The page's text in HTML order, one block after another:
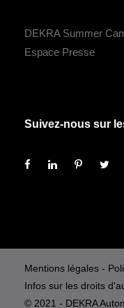
DEKRA Summer
Espace Presse
Suivez-nous sur
Mentions légales -
Infos sur les droits
© 2021 - DEKRA